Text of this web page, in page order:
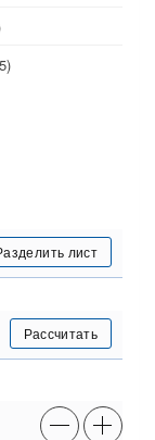
лист
Рассчитать